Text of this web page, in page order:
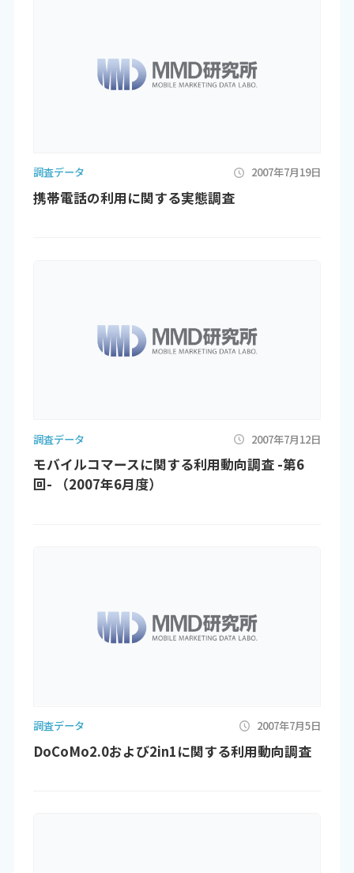
調査データ 2007年7月19日
携帯電話の利用に関する実態調査
調査データ 2007年7月12日
モバイルコマースに関する利用動向調査 -第6
回- （2007年6月度）
調査データ 2007年7月5日
DoCoMo2.0および2in1に関する利用動向調査